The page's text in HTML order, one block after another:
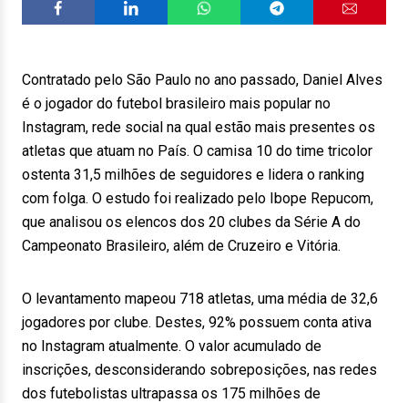
Contratado pelo São Paulo no ano passado, Daniel Alves
é o jogador do futebol brasileiro mais popular no
Instagram, rede social na qual estão mais presentes os
atletas que atuam no País. O camisa 10 do time tricolor
ostenta 31,5 milhões de seguidores e lidera o ranking
com folga. O estudo foi realizado pelo Ibope Repucom,
que analisou os elencos dos 20 clubes da Série A do
Campeonato Brasileiro, além de Cruzeiro e Vitória.
O levantamento mapeou 718 atletas, uma média de 32,6
jogadores por clube. Destes, 92% possuem conta ativa
no Instagram atualmente. O valor acumulado de
inscrições, desconsiderando sobreposições, nas redes
dos futebolistas ultrapassa os 175 milhões de